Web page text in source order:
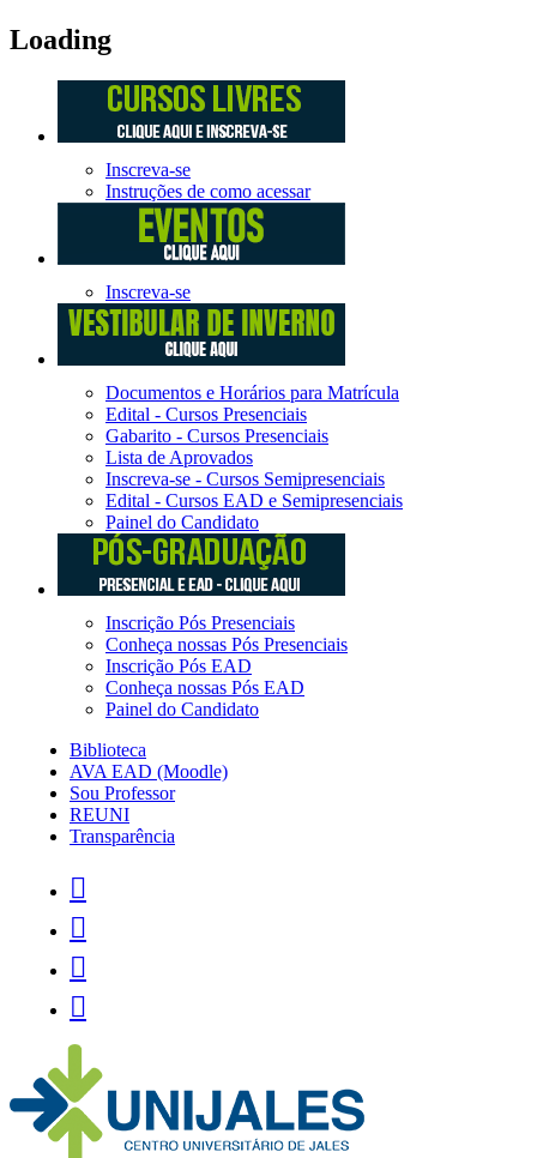
Loading
Inscreva-se
Instruções de como acessar
Inscreva-se
Documentos e Horários para Matrícula
Edital - Cursos Presenciais
Gabarito - Cursos Presenciais
Lista de Aprovados
Inscreva-se - Cursos Semipresenciais
Edital - Cursos EAD e Semipresenciais
Painel do Candidato
Inscrição Pós Presenciais
Conheça nossas Pós Presenciais
Inscrição Pós EAD
Conheça nossas Pós EAD
Painel do Candidato
Biblioteca
AVA EAD (Moodle)
Sou Professor
REUNI
Transparência



